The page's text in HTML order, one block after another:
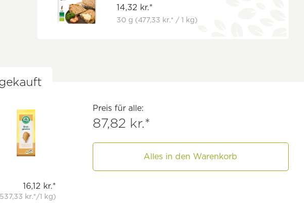
14,32 kr.*
30 g (477,33 kr.* / 1 kg)
Preis für alle:
87,82 kr.*
Alles in den Warenkorb
16,12 kr.*
kr.*/1 kg)